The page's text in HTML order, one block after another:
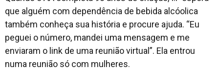
que alguém com dependência de bebida alcóolica
também conheça sua história e procure ajuda. “Eu
peguei o número, mandei uma mensagem e me
enviaram o link de uma reunião virtual”. Ela entrou
numa reunião só com mulheres.